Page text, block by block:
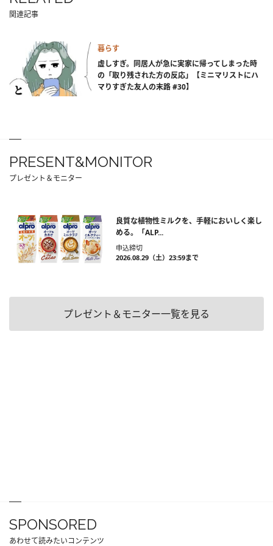
関連記事
暮らす
虚しすぎ。同居人が急に実家に帰ってしまった時
の「取り残された方の反応」【ミニマリストにハ
マりすぎた友人の末路 #30】
PRESENT&MONITOR
プレゼント＆モニター
良質な植物性ミルクを、手軽においしく楽し
める。「ALP...
申込締切
2026.08.29（土）23:59まで
プレゼント＆モニター一覧を見る
SPONSORED
あわせて読みたいコンテンツ